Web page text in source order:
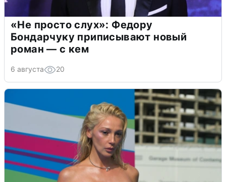
«Не просто слух»: Федору
Бондарчуку приписывают новый
роман — с кем
6 августа 20